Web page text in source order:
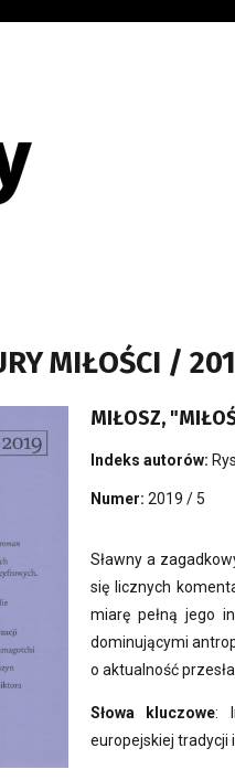
MIŁOŚCI /
MIŁOSZ,
Indeks autorów:
Numer: 2019 / 5
Sławny a
się licznych
miarę pełną jego
dominującymi
o aktualność
Słowa kluczowe:
europejskiej tradycji